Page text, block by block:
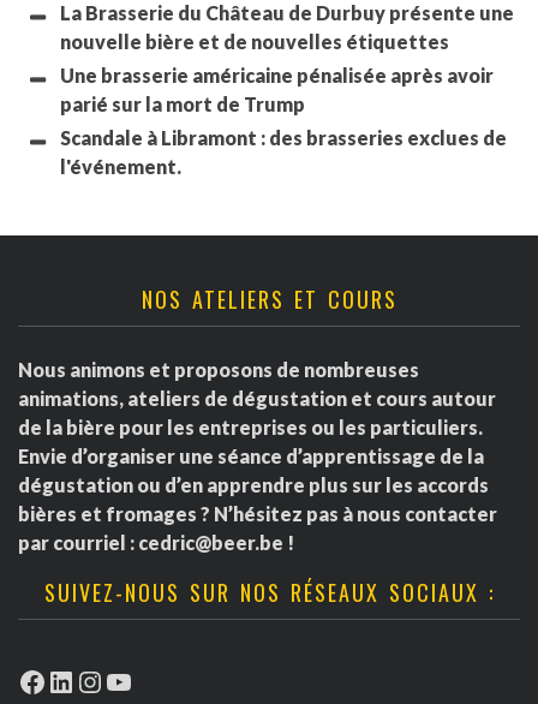
La Brasserie du Château de Durbuy présente une
nouvelle bière et de nouvelles étiquettes
Une brasserie américaine pénalisée après avoir
parié sur la mort de Trump
Scandale à Libramont : des brasseries exclues de
l'événement.
NOS ATELIERS ET COURS
Nous animons et proposons de nombreuses
animations, ateliers de dégustation et cours autour
de la bière pour les entreprises ou les particuliers.
Envie d’organiser une séance d’apprentissage de la
dégustation ou d’en apprendre plus sur les accords
bières et fromages ? N’hésitez pas à nous contacter
par courriel : cedric@beer.be !
SUIVEZ-NOUS SUR NOS RÉSEAUX SOCIAUX :
Facebook
LinkedIn
Instagram
YouTube